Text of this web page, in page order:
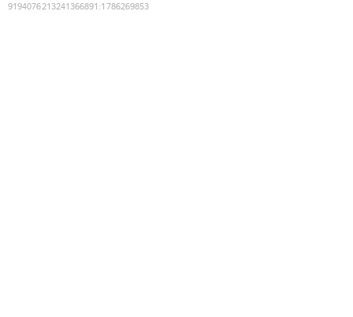
9194076213241366891 :1786269853